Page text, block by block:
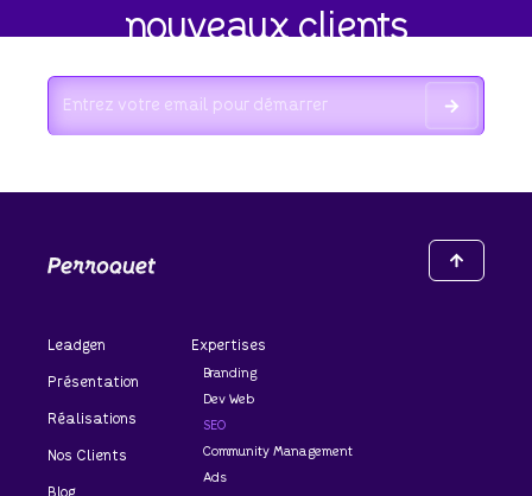
nouveaux clients
Leadgen
Présentation
Réalisations
Nos Clients
Blog
Expertises
Branding
Dev Web
SEO
Community Management
Ads